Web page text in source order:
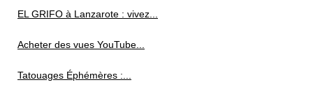
EL GRIFO à Lanzarote : vivez...
Acheter des vues YouTube...
Tatouages Éphémères :...